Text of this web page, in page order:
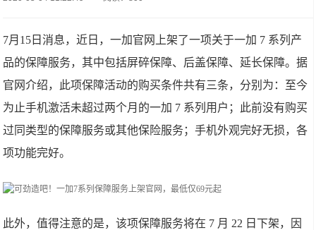
7月15日消息，近日，一加官网上架了一项关于一加 7 系列产
品的保障服务，其中包括屏碎保障、后盖保障、延长保障。据
官网介绍，此项保障活动的购买条件共有三条，分别为：至今
为止手机激活未超过两个月的一加 7 系列用户；此前没有购买
过同类型的保障服务或其他保险服务；手机外观完好无损，各
项功能完好。
此外，值得注意的是，该项保障服务将在 7 月 22 日下架，因